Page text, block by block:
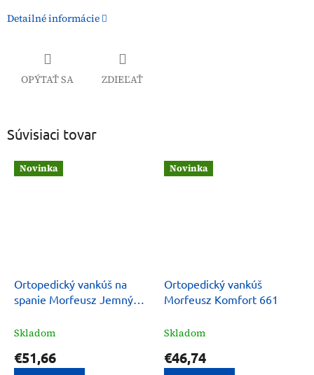
Detailné informácie
OPÝTAŤ SA ZDIEĽAŤ
Súvisiaci tovar
Novinka
Ortopedický vankúš na
spanie Morfeusz Jemný
Skladom
€51,66
Novinka
Ortopedický vankúš
Morfeusz Komfort 661
Skladom
€46,74